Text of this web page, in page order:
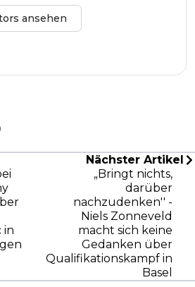
ansehen
in
Nächster Artikel
„Bringt nichts,
darüber
nachzudenken'' -
Niels Zonneveld
macht sich keine
Gedanken über
Qualifikationskampf in
Basel